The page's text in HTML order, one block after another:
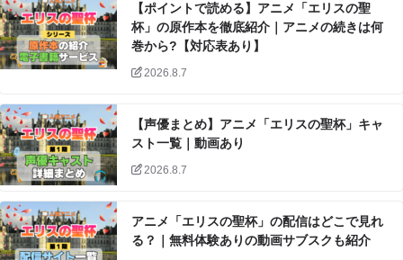
【ポイントで読める】アニメ「エリスの聖
杯」の原作本を徹底紹介｜アニメの続きは何
巻から?【対応表あり】
2026.8.7
【声優まとめ】アニメ「エリスの聖杯」キャ
スト一覧｜動画あり
2026.8.7
アニメ「エリスの聖杯」の配信はどこで見れ
る？｜無料体験ありの動画サブスクも紹介